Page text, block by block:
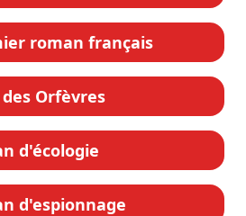
roman français
Orfèvres
d'écologie
d'espionnage